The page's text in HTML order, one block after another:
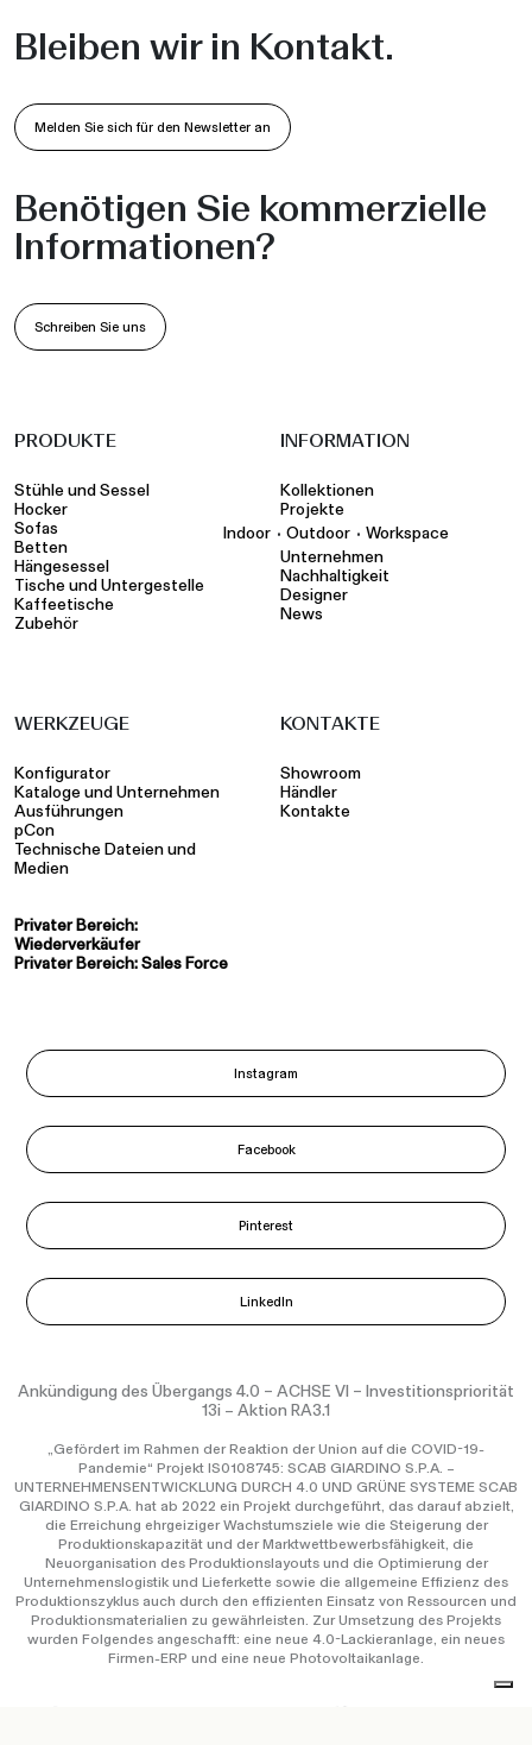
Bleiben wir in Kontakt.
Melden Sie sich für den Newsletter an
Benötigen Sie kommerzielle
Informationen?
Schreiben Sie uns
PRODUKTE
Stühle und Sessel
Hocker
Sofas
Betten
Hängesessel
Tische und Untergestelle
Kaffeetische
Zubehör
INFORMATION
Kollektionen
Projekte
Indoor • Outdoor • Workspace
Unternehmen
Nachhaltigkeit
Designer
News
WERKZEUGE
Konfigurator
Kataloge und Unternehmen
Ausführungen
pCon
Technische Dateien und
Medien
Privater Bereich:
Wiederverkäufer
Privater Bereich: Sales Force
KONTAKTE
Showroom
Händler
Kontakte
Instagram
Facebook
Pinterest
LinkedIn
Ankündigung des Übergangs 4.0 – ACHSE VI – Investitionspriorität
13i – Aktion RA3.1
„Gefördert im Rahmen der Reaktion der Union auf die COVID-19-
Pandemie“ Projekt IS0108745: SCAB GIARDINO S.P.A. –
UNTERNEHMENSENTWICKLUNG DURCH 4.0 UND GRÜNE SYSTEME SCAB
GIARDINO S.P.A. hat ab 2022 ein Projekt durchgeführt, das darauf abzielt,
die Erreichung ehrgeiziger Wachstumsziele wie die Steigerung der
Produktionskapazität und der Marktwettbewerbsfähigkeit, die
Neuorganisation des Produktionslayouts und die Optimierung der
Unternehmenslogistik und Lieferkette sowie die allgemeine Effizienz des
Produktionszyklus auch durch den effizienten Einsatz von Ressourcen und
Produktionsmaterialien zu gewährleisten. Zur Umsetzung des Projekts
wurden Folgendes angeschafft: eine neue 4.0-Lackieranlage, ein neues
Firmen-ERP und eine neue Photovoltaikanlage.